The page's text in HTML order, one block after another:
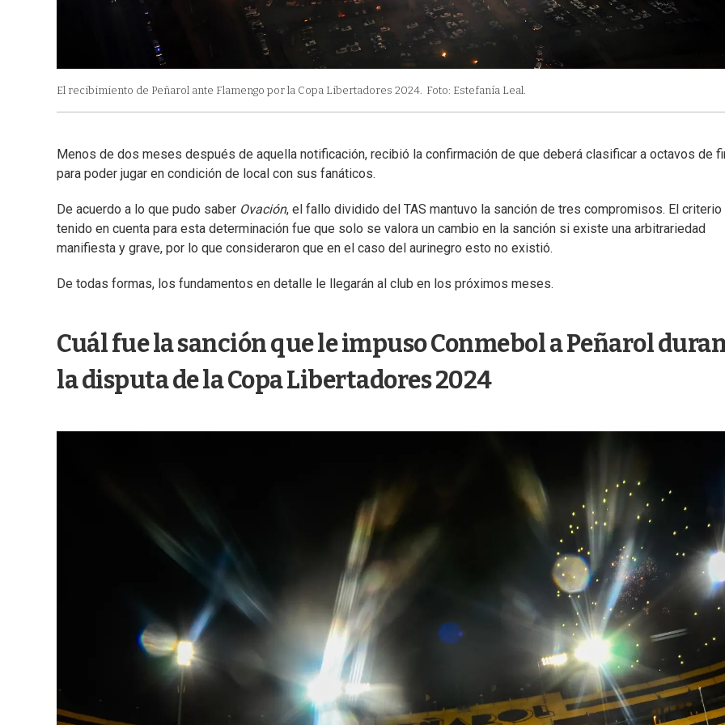
El recibimiento de Peñarol ante Flamengo por la Copa Libertadores 2024. Foto: Estefanía Leal.
Menos de dos meses después de aquella notificación, recibió la confirmación de que deberá clasificar a octavos de
para poder jugar en condición de local con sus fanáticos.
De acuerdo a lo que pudo saber Ovación, el fallo dividido del TAS mantuvo la sanción de tres compromisos. El criterio
tenido en cuenta para esta determinación fue que solo se valora un cambio en la sanción si existe una arbitrariedad
manifiesta y grave, por lo que consideraron que en el caso del aurinegro esto no existió.
De todas formas, los fundamentos en detalle le llegarán al club en los próximos meses.
Cuál fue la sanción que le impuso Conmebol a Peñarol
la disputa de la Copa Libertadores 2024